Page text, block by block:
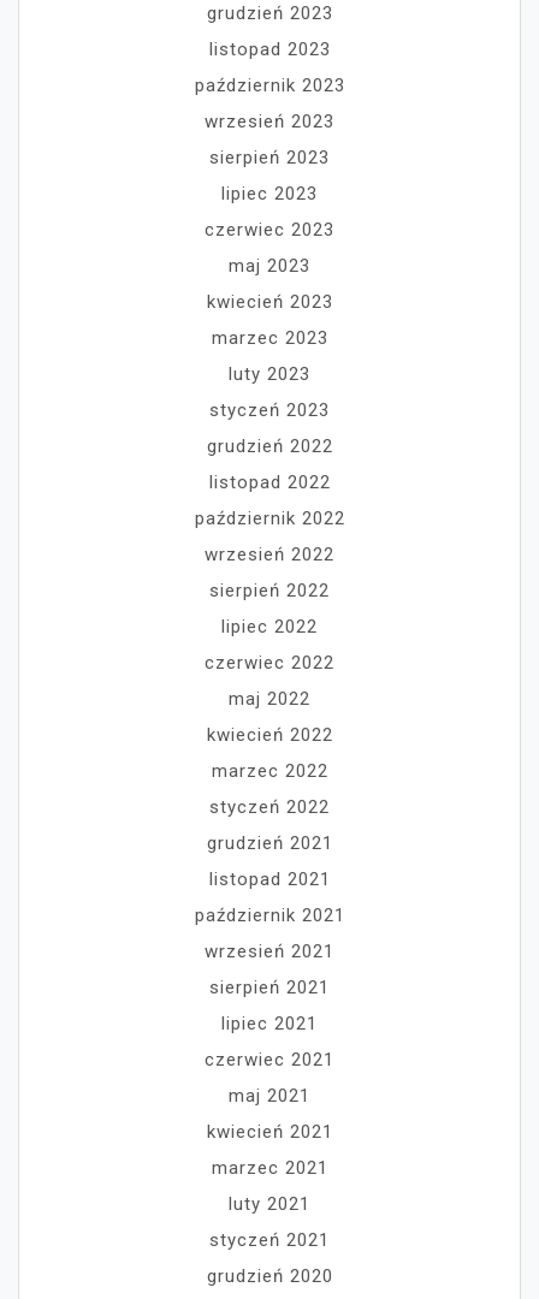
grudzień 2023
listopad 2023
październik 2023
wrzesień 2023
sierpień 2023
lipiec 2023
czerwiec 2023
maj 2023
kwiecień 2023
marzec 2023
luty 2023
styczeń 2023
grudzień 2022
listopad 2022
październik 2022
wrzesień 2022
sierpień 2022
lipiec 2022
czerwiec 2022
maj 2022
kwiecień 2022
marzec 2022
styczeń 2022
grudzień 2021
listopad 2021
październik 2021
wrzesień 2021
sierpień 2021
lipiec 2021
czerwiec 2021
maj 2021
kwiecień 2021
marzec 2021
luty 2021
styczeń 2021
grudzień 2020